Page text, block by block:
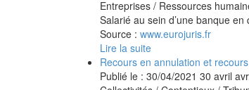
Entreprises / Ressources
Salarié au sein d’une banque
Source : www.eurojuris.fr
Lire la suite
Recours en annulation et
Publié le : 30/04/2021 30 avril